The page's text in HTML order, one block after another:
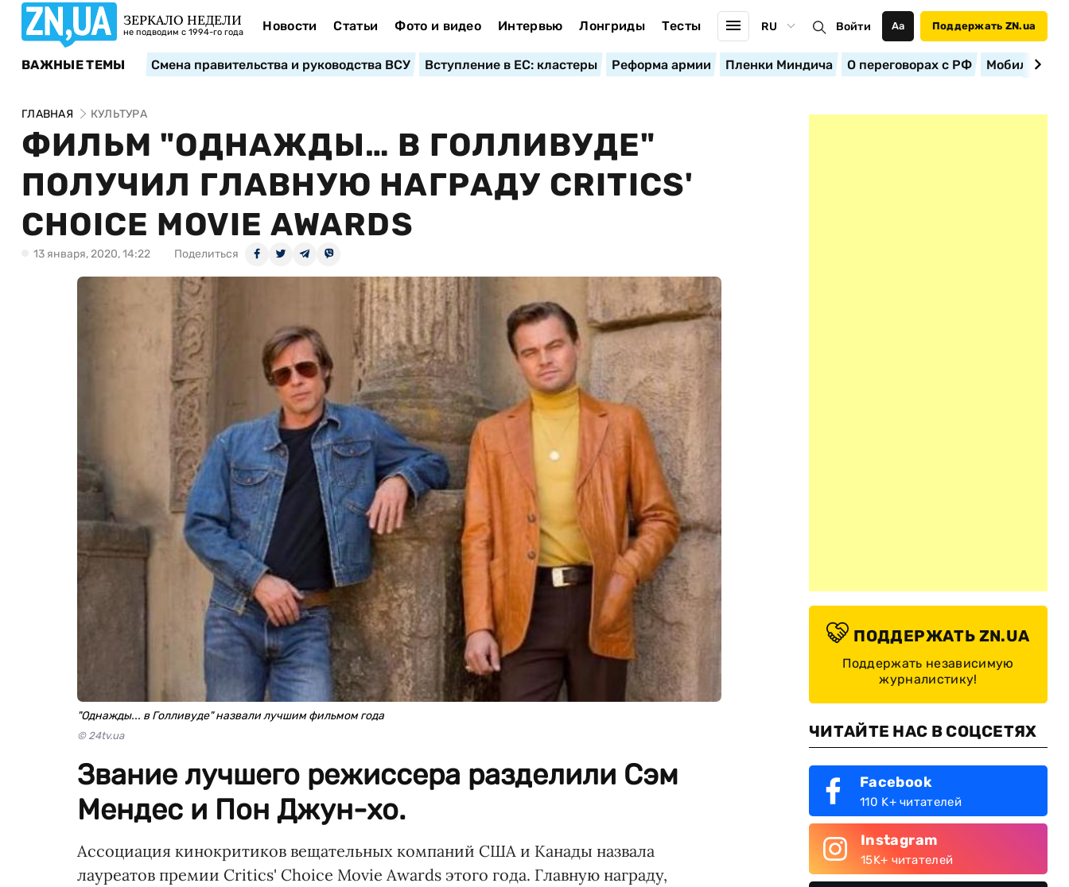
ЗЕРКАЛО НЕДЕЛИ
не подводим с 1994-го года Новости Статьи Фото и видео Интервью Лонгриды Тесты RU Войти Аа Поддержать ZN.ua
ВАЖНЫЕ ТЕМЫ Смена правительства и руководства ВСУ Вступление в ЕС: кластеры Реформа армии Пленки Миндича О переговорах с РФ
ГЛАВНАЯ КУЛЬТУРА
ФИЛЬМ "ОДНАЖДЫ… В ГОЛЛИВУДЕ"
ПОЛУЧИЛ ГЛАВНУЮ НАГРАДУ CRITICS'
CHOICE MOVIE AWARDS
13 января, 2020, 14:22 Поделиться
"Однажды... в Голливуде" назвали лучшим фильмом года
© 24tv.ua
Звание лучшего режиссера разделили Сэм
Мендес и Пон Джун-хо.
Ассоциация кинокритиков вещательных компаний США и Канады назвала
лауреатов премии Critics' Choice Movie Awards этого года. Главную награду,
ПОДДЕРЖАТЬ ZN.UA
Поддержать независимую
журналистику!
ЧИТАЙТЕ НАС В СОЦСЕТЯХ
Facebook
110 K+ читателей
Instagram
15K+ читателей